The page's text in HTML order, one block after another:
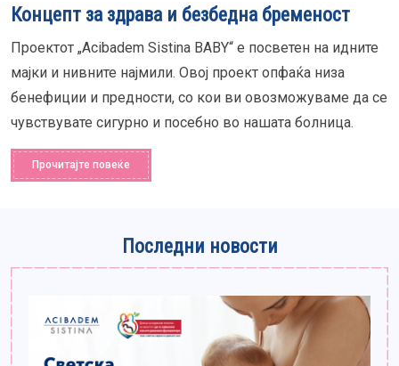
Концепт за здрава и безбедна бременост
Проектот „Acibadem Sistina BABY“ е посветен на идните
мајки и нивните најмили. Овој проект опфаќа низа
бенефиции и предности, со кои ви овозможуваме да се
чувствувате сигурно и посебно во нашата болница.
Прочитајте повеќе
Последни новости